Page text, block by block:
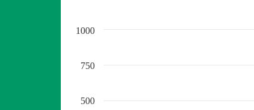
500
750
1000